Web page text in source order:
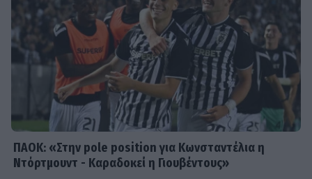
Τροχαίο ατύχημα για τον Mike
ΠΑΟΚ: «Στην pole position για Κωνσταντέλια η
Ντόρτμουντ - Καραδοκεί η Γιουβέντους»